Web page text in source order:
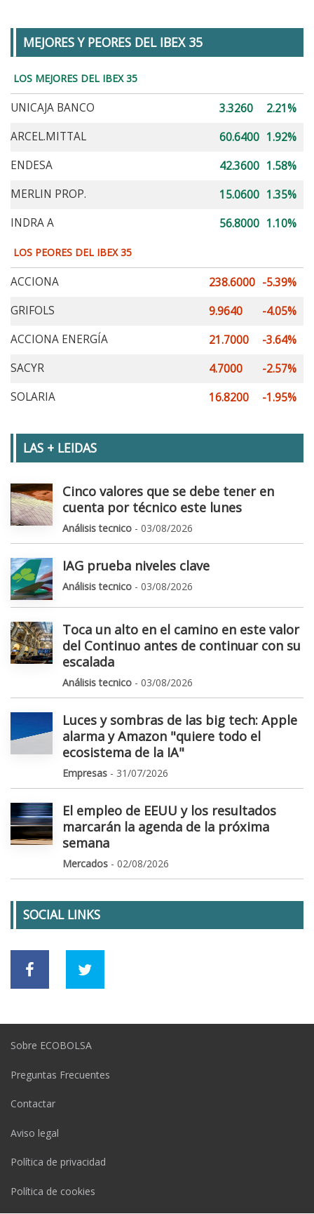
MEJORES Y PEORES DEL IBEX 35
LOS MEJORES DEL IBEX 35
UNICAJA BANCO 3.3260
2.21%
ARCEL.MITTAL
60.6400 1.92%
ENDESA
42.3600 1.58%
MERLIN PROP.
15.0600 1.35%
INDRA A
56.8000 1.10%
LOS PEORES DEL IBEX 35
ACCIONA 238.6000 -5.39%
GRIFOLS
9.9640
-4.05%
ACCIONA ENERGÍA
21.7000
-3.64%
SACYR
4.7000
-2.57%
SOLARIA
16.8200 -1.95%
LAS + LEIDAS
Cinco valores que se debe tener en
cuenta por técnico este lunes
Análisis tecnico - 03/08/2026
IAG prueba niveles clave
Análisis tecnico - 03/08/2026
Toca un alto en el camino en este valor
del Continuo antes de continuar con su
escalada
Análisis tecnico - 03/08/2026
Luces y sombras de las big tech: Apple
alarma y Amazon "quiere todo el
ecosistema de la IA"
Empresas - 31/07/2026
El empleo de EEUU y los resultados
marcarán la agenda de la próxima
semana
Mercados - 02/08/2026
SOCIAL LINKS
Sobre ECOBOLSA
Preguntas Frecuentes
Contactar
Aviso legal
Política de privacidad
Política de cookies